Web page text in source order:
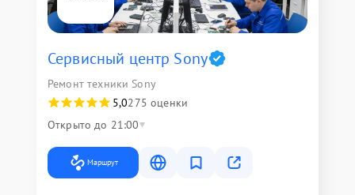
Сервисный центр Sony
Ремонт техники Sony
5,0275 оценки
Открыто до 21:00
Маршрут